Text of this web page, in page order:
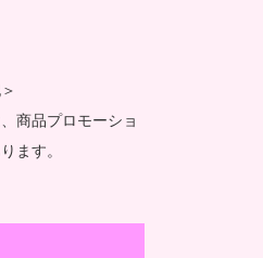
商品プロモーショ
ます。